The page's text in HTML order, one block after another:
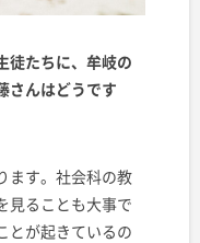
徒たちに、牟岐の
さんはどうです
ます。社会科の教
見ることも大事で
とが起きているの